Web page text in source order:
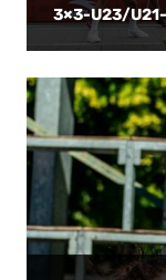
3×3-U23/U21-